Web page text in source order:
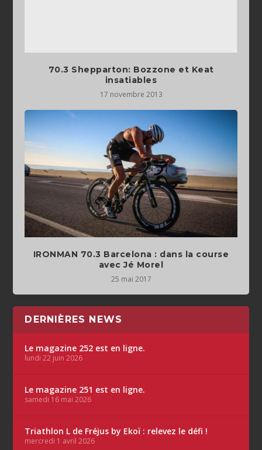
70.3 Shepparton: Bozzone et Keat
insatiables
17 novembre 2013
IRONMAN 70.3 Barcelona : dans la course
avec Jé Morel
25 mai 2017
DERNIÈRES NEWS
Le magazine 252 est en ligne.
lundi 22 juin 2026
Le magazine 251 est en ligne.
samedi 16 mai 2026
Triathlon L de Fréjus by Ekoï : relevez le défi !
mercredi 1 avril 2026